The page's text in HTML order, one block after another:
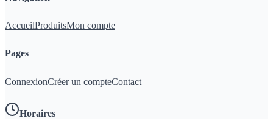
AccueilProduitsMon compte
Pages
ConnexionCréer un compteContact
Horaires